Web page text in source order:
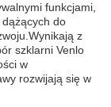
funkcjami,
do
z
szklarni Venlo
w
rozwijają się w